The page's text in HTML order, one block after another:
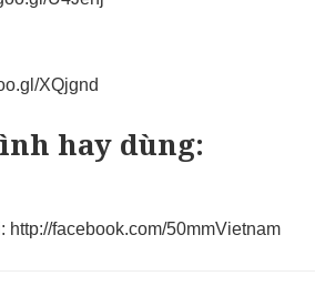
XQjgnd
hay dùng:
http://facebook.com/50mmVietnam